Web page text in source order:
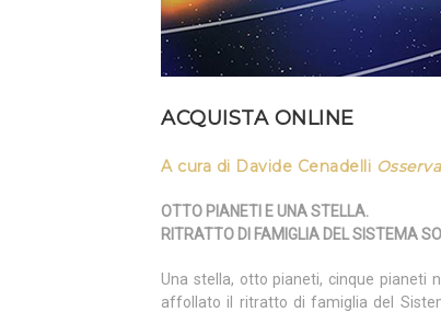
ACQUISTA ONLINE
A cura di Davide Cenadelli
OTTO PIANETI E UNA STELLA.
RITRATTO DI FAMIGLIA DEL SISTEMA
Una stella, otto pianeti, cinque pianeti
affollato il ritratto di famiglia del